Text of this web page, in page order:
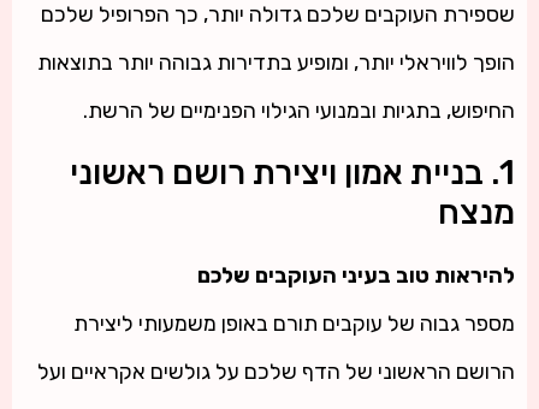
שספירת העוקבים שלכם גדולה יותר, כך הפרופיל שלכם
הופך לוויראלי יותר, ומופיע בתדירות גבוהה יותר בתוצאות
החיפוש, בתגיות ובמנועי הגילוי הפנימיים של הרשת.
1. בניית אמון ויצירת רושם ראשוני
מנצח
להיראות טוב בעיני העוקבים שלכם
מספר גבוה של עוקבים תורם באופן משמעותי ליצירת
הרושם הראשוני של הדף שלכם על גולשים אקראיים ועל